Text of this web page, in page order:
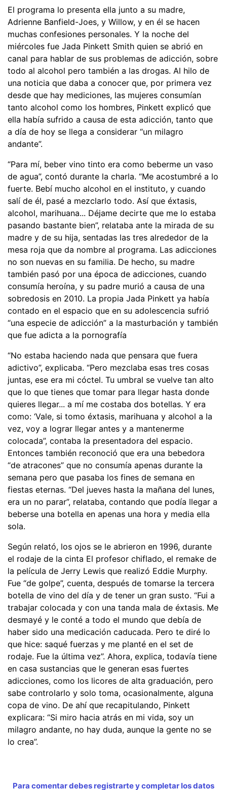
El programa lo presenta ella junto a su madre,
Adrienne Banfield-Joes, y Willow, y en él se hacen
muchas confesiones personales. Y la noche del
miércoles fue Jada Pinkett Smith quien se abrió en
canal para hablar de sus problemas de adicción, sobre
todo al alcohol pero también a las drogas. Al hilo de
una noticia que daba a conocer que, por primera vez
desde que hay mediciones, las mujeres consumían
tanto alcohol como los hombres, Pinkett explicó que
ella había sufrido a causa de esta adicción, tanto que
a día de hoy se llega a considerar “un milagro
andante”.
“Para mí, beber vino tinto era como beberme un vaso
de agua”, contó durante la charla. “Me acostumbré a lo
fuerte. Bebí mucho alcohol en el instituto, y cuando
salí de él, pasé a mezclarlo todo. Así que éxtasis,
alcohol, marihuana... Déjame decirte que me lo estaba
pasando bastante bien”, relataba ante la mirada de su
madre y de su hija, sentadas las tres alrededor de la
mesa roja que da nombre al programa. Las adicciones
no son nuevas en su familia. De hecho, su madre
también pasó por una época de adicciones, cuando
consumía heroína, y su padre murió a causa de una
sobredosis en 2010. La propia Jada Pinkett ya había
contado en el espacio que en su adolescencia sufrió
“una especie de adicción” a la masturbación y también
que fue adicta a la pornografía
“No estaba haciendo nada que pensara que fuera
adictivo”, explicaba. “Pero mezclaba esas tres cosas
juntas, ese era mi cóctel. Tu umbral se vuelve tan alto
que lo que tienes que tomar para llegar hasta donde
quieres llegar... a mí me costaba dos botellas. Y era
como: ‘Vale, si tomo éxtasis, marihuana y alcohol a la
vez, voy a lograr llegar antes y a mantenerme
colocada”, contaba la presentadora del espacio.
Entonces también reconoció que era una bebedora
“de atracones” que no consumía apenas durante la
semana pero que pasaba los fines de semana en
fiestas eternas. “Del jueves hasta la mañana del lunes,
era un no parar”, relataba, contando que podía llegar a
beberse una botella en apenas una hora y media ella
sola.
Según relató, los ojos se le abrieron en 1996, durante
el rodaje de la cinta El profesor chiflado, el remake de
la película de Jerry Lewis que realizó Eddie Murphy.
Fue “de golpe”, cuenta, después de tomarse la tercera
botella de vino del día y de tener un gran susto. “Fui a
trabajar colocada y con una tanda mala de éxtasis. Me
desmayé y le conté a todo el mundo que debía de
haber sido una medicación caducada. Pero te diré lo
que hice: saqué fuerzas y me planté en el set de
rodaje. Fue la última vez”. Ahora, explica, todavía tiene
en casa sustancias que le generan esas fuertes
adicciones, como los licores de alta graduación, pero
sabe controlarlo y solo toma, ocasionalmente, alguna
copa de vino. De ahí que recapitulando, Pinkett
explicara: “Si miro hacia atrás en mi vida, soy un
milagro andante, no hay duda, aunque la gente no se
lo crea”.
Para comentar debes registrarte y completar los datos